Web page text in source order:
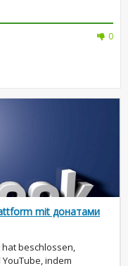
0
mit донатами
beschlossen,
indem